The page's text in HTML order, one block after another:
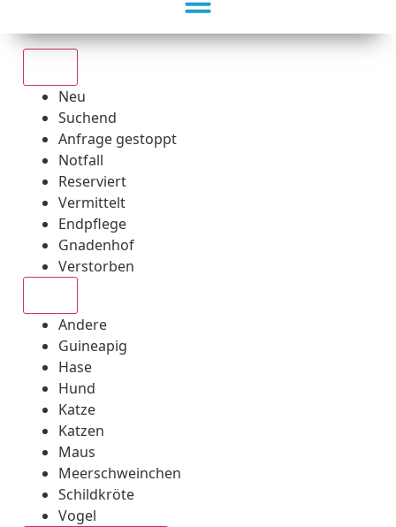
Neu
Suchend
Anfrage gestoppt
Notfall
Reserviert
Vermittelt
Endpflege
Gnadenhof
Verstorben
Andere
Guineapig
Hase
Hund
Katze
Katzen
Maus
Meerschweinchen
Schildkröte
Vogel